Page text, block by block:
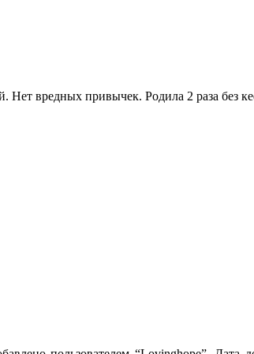
вредных привычек. Родила 2 раза без